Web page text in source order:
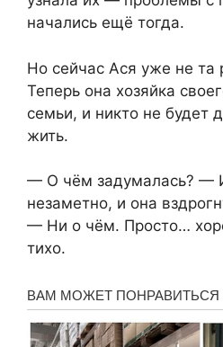
начались ещё тогда.
Но сейчас Ася уже не та
Теперь она хозяйка
семьи, и никто не будет
жить.
— О чём задумалась? —
незаметно, и она
— Ни о чём. Просто…
тихо.